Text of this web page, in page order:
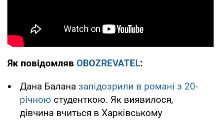
Як повідомляв OBOZREVATEL:
Дана Балана запідозрили в романі з 20-
річною студенткою. Як виявилося,
дівчина вчиться в Харківському